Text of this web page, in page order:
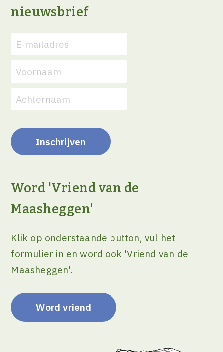
nieuwsbrief
Word 'Vriend van de
Maasheggen'
Klik op onderstaande button, vul het
formulier in en word ook 'Vriend van de
Maasheggen'.
Word vriend